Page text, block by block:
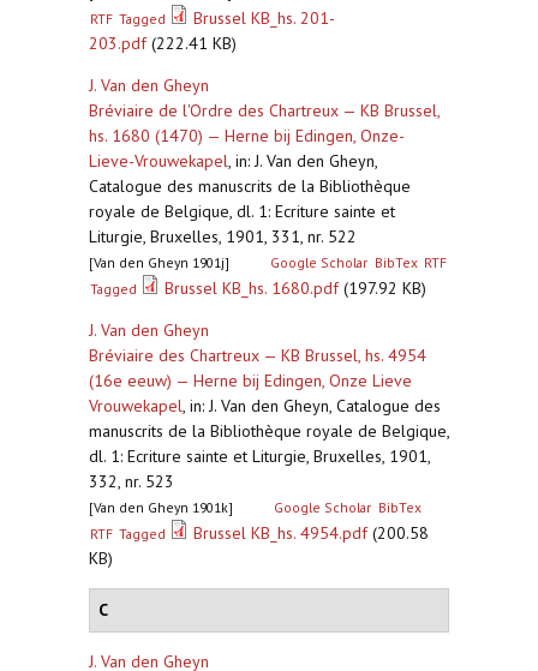
RTF Tagged
Brussel KB_hs. 201-
203.pdf(222.41 KB)
J. Van den Gheyn
Bréviaire de l'Ordre des Chartreux — KB Brussel,
hs. 1680 (1470) — Herne bij Edingen, Onze-
Lieve-Vrouwekapel, in: J. Van den Gheyn,
Catalogue des manuscrits de la Bibliothèque
royale de Belgique, dl. 1: Ecriture sainte et
Liturgie, Bruxelles, 1901, 331, nr. 522
[Van den Gheyn 1901j] Google Scholar BibTex RTF
Tagged
Brussel KB_hs. 1680.pdf(197.92 KB)
J. Van den Gheyn
Bréviaire des Chartreux — KB Brussel, hs. 4954
(16e eeuw) — Herne bij Edingen, Onze Lieve
Vrouwekapel, in: J. Van den Gheyn, Catalogue des
manuscrits de la Bibliothèque royale de Belgique,
dl. 1: Ecriture sainte et Liturgie, Bruxelles, 1901,
332, nr. 523
[Van den Gheyn 1901k] Google Scholar BibTex
RTF Tagged Brussel KB_hs. 4954.pdf(200.58
KB)
C
J. Van den Gheyn